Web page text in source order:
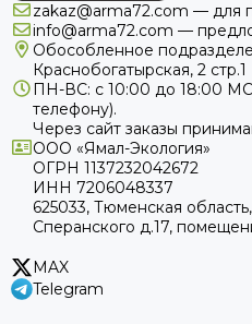
zakaz@arma72.com — для
info@arma72.com —
Обособленное
Краснобогатырская, 2 стр.1
ПН-ВС: с 10:00 до 18:00
телефону).
Через сайт заказы
ООО «Ямал-Экология»
ОГРН 1137232042672
ИНН 7206048337
625033, Тюменская
Сперанского д.17,
MAX
Telegram